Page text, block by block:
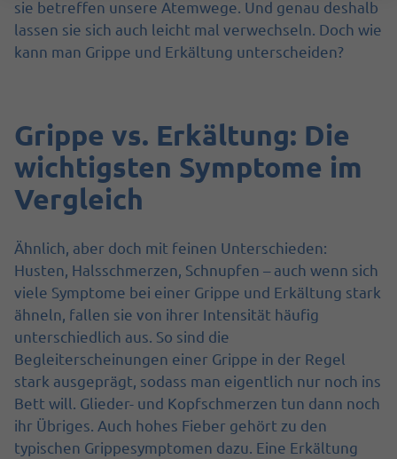
sie betreffen unsere Atemwege. Und genau deshalb
lassen sie sich auch leicht mal verwechseln. Doch wie
kann man Grippe und Erkältung unterscheiden?
Grippe vs. Erkältung: Die
wichtigsten Symptome im
Vergleich
Ähnlich, aber doch mit feinen Unterschieden:
Husten, Halsschmerzen, Schnupfen – auch wenn sich
viele Symptome bei einer Grippe und Erkältung stark
ähneln, fallen sie von ihrer Intensität häufig
unterschiedlich aus. So sind die
Begleiterscheinungen einer Grippe in der Regel
stark ausgeprägt, sodass man eigentlich nur noch ins
Bett will. Glieder- und Kopfschmerzen tun dann noch
ihr Übriges. Auch hohes Fieber gehört zu den
typischen Grippesymptomen dazu. Eine Erkältung